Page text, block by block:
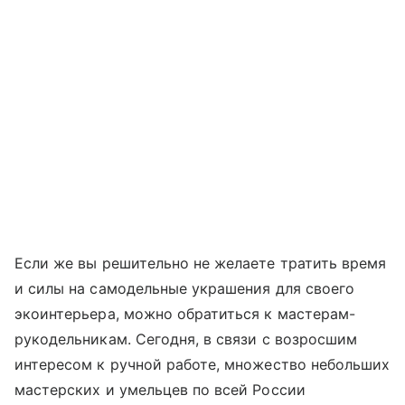
Если же вы решительно не желаете тратить время
и силы на самодельные украшения для своего
экоинтерьера, можно обратиться к мастерам-
рукодельникам. Сегодня, в связи с возросшим
интересом к ручной работе, множество небольших
мастерских и умельцев по всей России